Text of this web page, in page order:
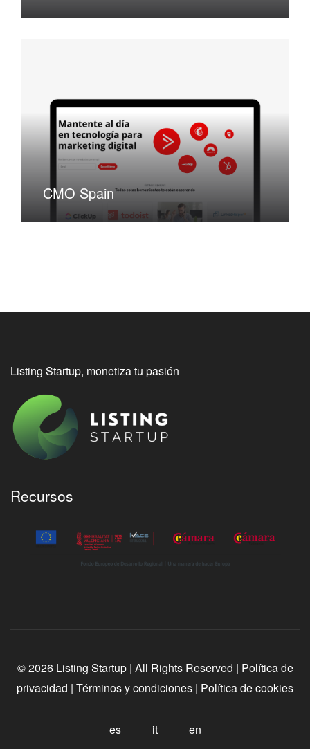
CMO Spain
Listing Startup, monetiza tu pasión
Recursos
© 2026 Listing Startup | All Rights Reserved | Política de
privacidad | Términos y condiciones | Política de cookies
es it en